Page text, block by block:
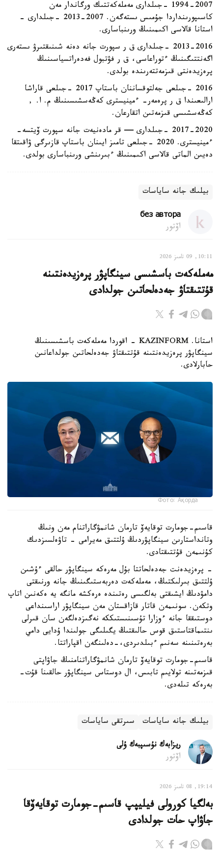
1994-2007 -جىلدارى مەملەكەتتىك ورگاندار مەن
كاسىپورىنداردا جۇمىس ىستەگەن. 2007-2013 -جىلدارى -
استانا قالاسى اكىمىنىڭ ورىنباسارى.
2013-2016 -جىلدارى ق ر سپورت جانە دەنە شىنىقتىرۋ ىستەرى
اگەنتتىگىنىڭ ءتوراعاسى، ق ر فۋتبول فەدەراتسياسىنىڭ
پرەزيدەنتى قىزمەتتەرىندە بولدى.
2016 -جىلعى جەلتوقساننان باستاپ 2017 -جىلعى قاراشا
ارالىعىندا ق ر پرەمەر- ءمينيسترى كەڭەسشىسىنىڭ م. ا. ,
كەڭەسشىسى قىزمەتىن اتقارعان.
2017-2020 -جىلدارى — قر مادەنيەت جانە سپورت ۆيتسە-
ءمينيسترى. 2020 -جىلعى تامىز ايىنان باستاپ قازىرگى ۋاقىتقا
دەيىن الماتى قالاسى اكىمىنىڭ ءبىرىنشى ورىنباسارى بولدى.
بيلىك جانە ساياسات
без автора
اۆتور
10:11, 09 تامىز 2026
مەملەكەت باسشىسى سينگاپۋر پرەزيدەنتىنە
قۇتتىقتاۋ جەدەلحاتىن جولدادى
استانا. KAZINFORM - اقوردا مەملەكەت باسشىسىنىڭ
سينگاپۋر پرەزيدەنتىنە قۇتتىقتاۋ جەدەلحاتىن جولداعانىن
حابارلادى.
Фото: Ақорда
قاسىم-جومارت توقايەۆ تارمان شانمۋگاراتنام مەن ونىڭ
وتانداستارىن سينگاپۋردىڭ ۇلتتىق مەيرامى - تاۋەلسىزدىك
كۇنىمەن قۇتتىقتادى.
- پرەزيدەنت جەدەلحاتتا بۇل مەرەكە سينگاپۋر حالقى ءۇشىن
ۇلتتىق بىرلىكتىڭ، مەملەكەت دەربەستىگىنىڭ جانە ورنىقتى
دامۋدىڭ ايشىقتى بەلگىسى رەتىندە ەرەكشە مانگە يە ەكەنىن اتاپ
وتكەن. سونىمەن قاتار قازاقستان مەن سينگاپۋر اراسىنداعى
دوستىققا جانە ءوزارا تۇسىنىستىككە نەگىزدەلگەن سان قىرلى
ىنتىماقتاستىق قوس حالىقتىڭ يگىلىگى جولىندا ۇدايى دامي
بەرەتىنىنە سەنىم ءبىلدىردى،-دەلىنگەن اقپاراتتا.
قاسىم-جومارت توقايەۆ تارمان شانمۋگاراتنامنىڭ جاۋاپتى
قىزمەتىنە تولايىم تابىس، ال دوستاس سينگاپۋر حالقىنا قۇت-
بەرەكە تىلەدى.
بيلىك جانە ساياسات سىرتقى ساياسات
ريزابەك نۇسىپبەك ۇلى
اۆتور
19:14, 08 تامىز 2026
بەلگيا كورولى فيليپپ قاسىم-جومارت توقايەۆقا
جاۋاپ حات جولدادى